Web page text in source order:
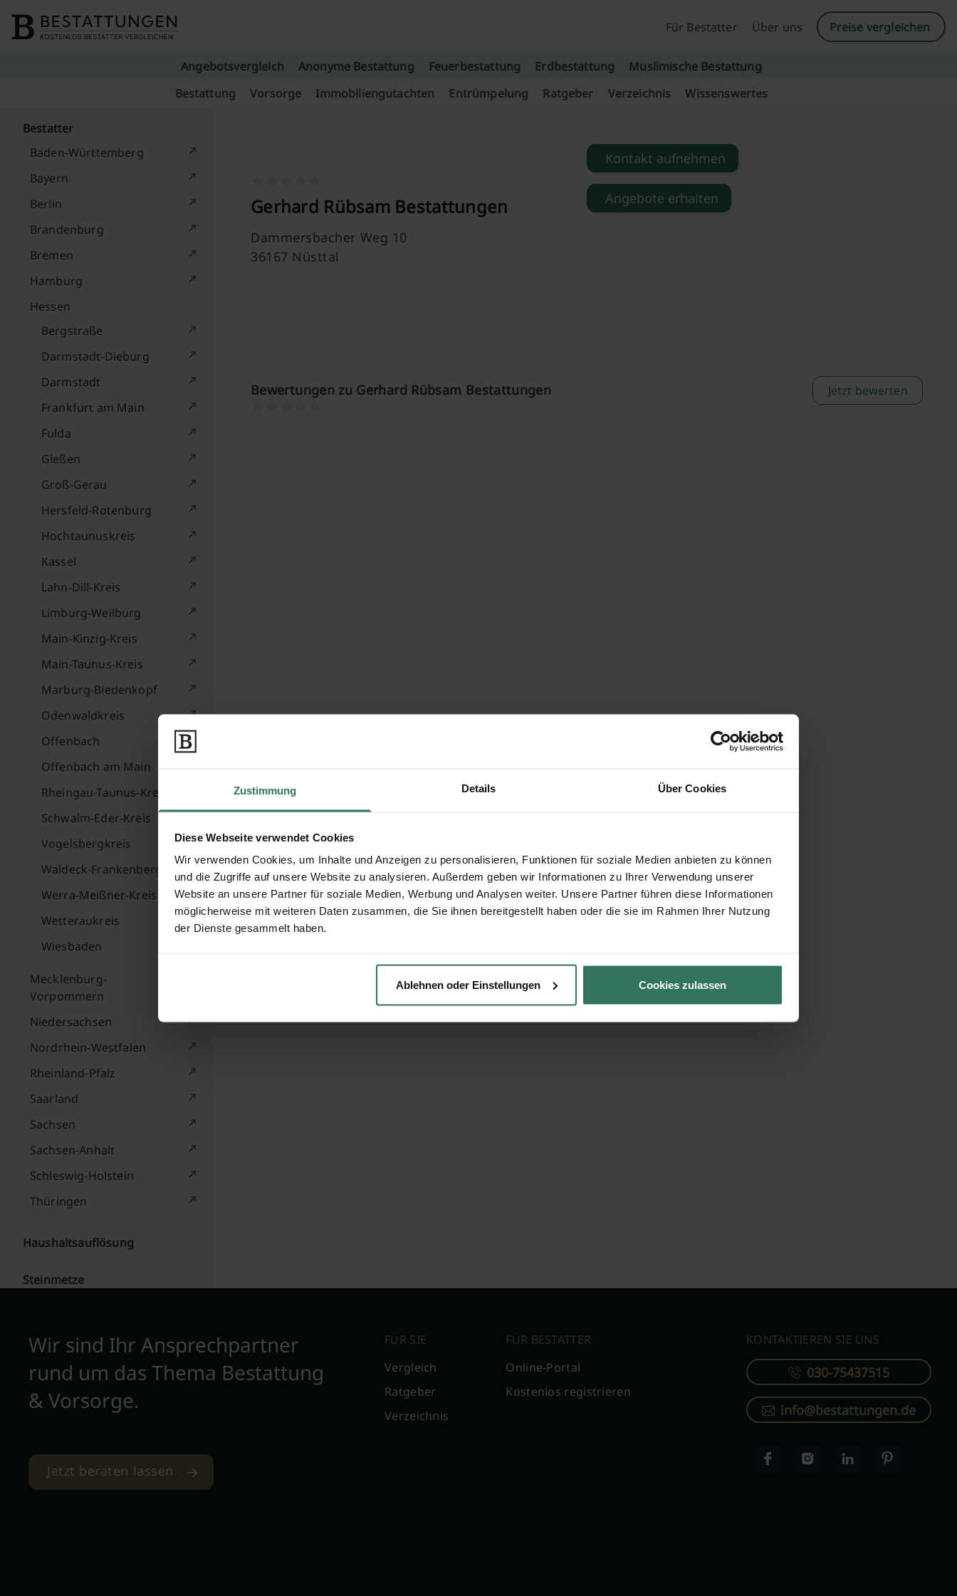
Zustimmung Details Über Cookies
Diese Webseite verwendet Cookies
Wir verwenden Cookies, um Inhalte und Anzeigen zu personalisieren, Funktionen für soziale Medien anbieten zu können
und die Zugriffe auf unsere Website zu analysieren. Außerdem geben wir Informationen zu Ihrer Verwendung unserer
Website an unsere Partner für soziale Medien, Werbung und Analysen weiter. Unsere Partner führen diese Informationen
möglicherweise mit weiteren Daten zusammen, die Sie ihnen bereitgestellt haben oder die sie im Rahmen Ihrer Nutzung
der Dienste gesammelt haben.
Ablehnen oder Einstellungen Cookies zulassen
Für Bestatter
Über uns Preise vergleichen
Angebotsvergleich Anonyme Bestattung Feuerbestattung Erdbestattung
Muslimische Bestattung
Bestattung
Vorsorge Immobiliengutachten Entrümpelung Ratgeber Verzeichnis Wissenswertes
Bestatter
Baden-Württemberg
Bayern
Berlin
Brandenburg
Bremen
Hamburg
Hessen
Bergstraße
Darmstadt-Dieburg
Darmstadt
Frankfurt am Main
Fulda
Gießen
Groß-Gerau
Hersfeld-Rotenburg
Hochtaunuskreis
Kassel
Lahn-Dill-Kreis
Limburg-Weilburg
Main-Kinzig-Kreis
Main-Taunus-Kreis
Marburg-Biedenkopf
Odenwaldkreis
Offenbach
Offenbach am Main
Rheingau-Taunus-Kreis
Schwalm-Eder-Kreis
Vogelsbergkreis
Waldeck-Frankenberg
Werra-Meißner-Kreis
Wetteraukreis
Wiesbaden
Mecklenburg-
Vorpommern
Niedersachsen
Nordrhein-Westfalen
Rheinland-Pfalz
Saarland
Sachsen
Sachsen-Anhalt
Schleswig-Holstein
Thüringen
Haushaltsauflösung
Steinmetze
Gerhard Rübsam Bestattungen
Dammersbacher Weg 10
36167 Nüsttal
Kontakt aufnehmen
Angebote erhalten
Bewertungen zu Gerhard Rübsam Bestattungen Jetzt bewerten
Wir sind Ihr Ansprechpartner
rund um das Thema Bestattung
& Vorsorge.
Jetzt beraten lassen
FÜR SIE
Vergleich
Ratgeber
Verzeichnis
FÜR BESTATTER
Online-Portal
Kostenlos registrieren
KONTAKTIEREN SIE UNS
030-75437515
info@bestattungen.de